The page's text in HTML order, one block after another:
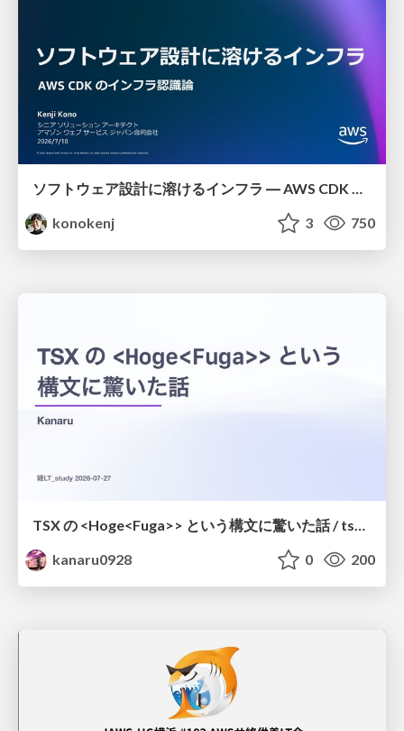
ソフトウェア設計に溶けるインフラ ― AWS CDK のインフラ認識論
konokenj
3 750
kanaru0928
0 200